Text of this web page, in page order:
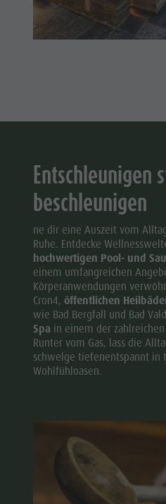
Entschleunigen
beschleunigen
ne dir eine Auszeit vom
Ruhe. Entdecke
hochwertigen Pool- und
einem umfangreichen
Körperanwendungen
Cron4,öffentlichen
wie Bad Bergfall und Bad
Spa in einem der zahlreichen
Runter vom Gas, lass die
schwelge tiefenentspannt in
Wohlfühloasen.